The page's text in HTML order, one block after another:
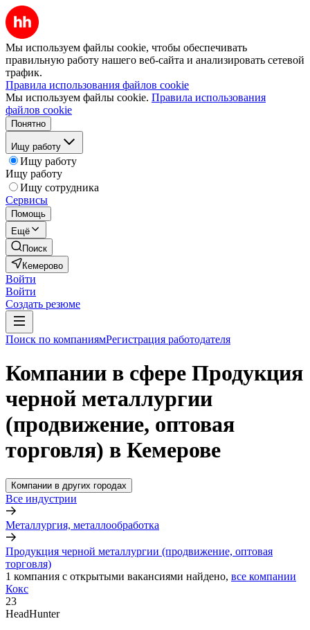
Мы используем файлы cookie, чтобы обеспечивать
правильную работу нашего веб-сайта и анализировать сетевой
трафик.
Правила использования файлов cookie
Мы используем файлы cookie. Правила использования
файлов cookie
Понятно
Ищу работу
Ищу работу
Ищу работу
Ищу сотрудника
Сервисы
Помощь
Ещё
Поиск
Кемерово
Войти
Войти
Создать резюме
Поиск по компаниямРегистрация работодателя
Компании в сфере Продукция
черной металлургии
(продвижение, оптовая
торговля) в Кемерове
Компании в других городах
Все индустрии
Металлургия, металлообработка
Продукция черной металлургии (продвижение, оптовая
торговля)
1 компания с открытыми вакансиями найдено, все компании
Кокс
23
HeadHunter